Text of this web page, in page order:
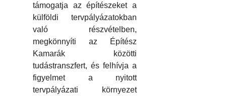
támogatja az építészeket a
külföldi tervpályázatokban
való részvételben,
megkönnyíti az Építész
Kamarák közötti
tudástranszfert, és felhívja a
figyelmet a nyitott
tervpályázati környezet